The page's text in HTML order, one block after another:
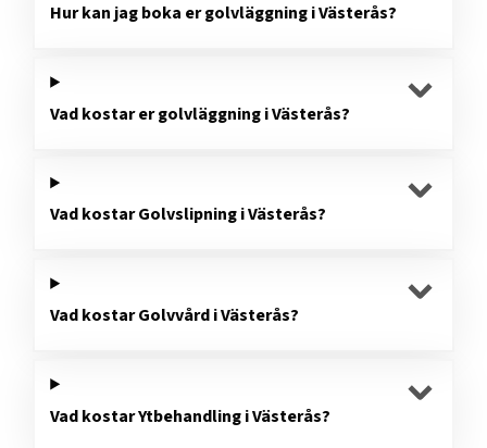
Hur kan jag boka er golvläggning i Västerås?
Vad kostar er golvläggning i Västerås?
Vad kostar Golvslipning i Västerås?
Vad kostar Golvvård i Västerås?
Vad kostar Ytbehandling i Västerås?